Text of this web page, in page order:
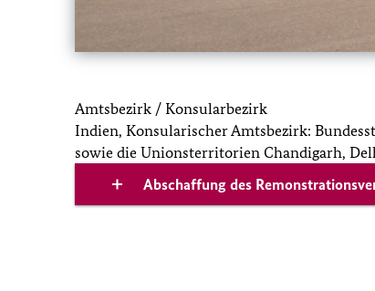
Amtsbezirk / Konsularbezirk
Indien, Konsularischer Amtsbezirk:
sowie die Unionsterritorien Chandigarh,
Abschaffung des